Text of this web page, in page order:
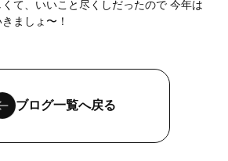
て、いいこと尽くしだったので 今年は
ましょ〜！
ブログ一覧へ戻る